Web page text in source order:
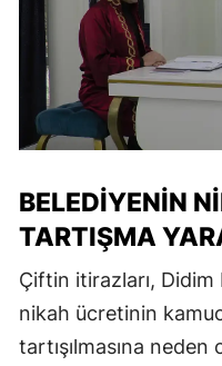
BELEDIYENIN
TARTIŞMA
Çiftin itirazları, Didim
nikah ücretinin
tartışılmasına neden